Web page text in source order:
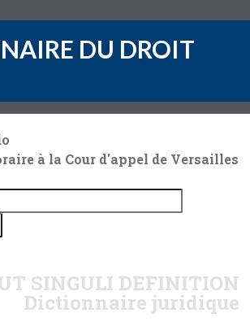
DU DROIT
à la Cour d'appel de Versailles
SINGULI DEFINITION
Dictionnaire juridique